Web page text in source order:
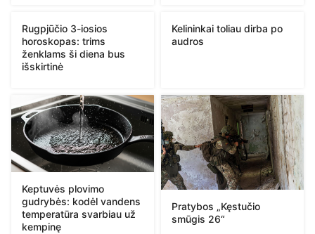
Rugpjūčio 3-iosios
horoskopas: trims
ženklams ši diena bus
išskirtinė
Kelininkai toliau dirba po
audros
Keptuvės plovimo
gudrybės: kodėl vandens
temperatūra svarbiau už
kempinę
Pratybos „Kęstučio
smūgis 26“